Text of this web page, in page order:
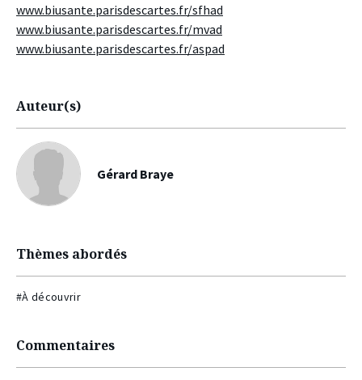
www.biusante.parisdescartes.fr/sfhad
www.biusante.parisdescartes.fr/mvad
www.biusante.parisdescartes.fr/aspad
Auteur(s)
Gérard Braye
Thèmes abordés
#À découvrir
Commentaires